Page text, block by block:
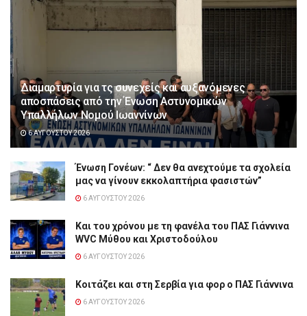
Διαμαρτυρία για τς συνεχείς και αυξανόμενες
αποσπάσεις από την Ένωση Αστυνομικών
Υπαλλήλων Νομού Ιωαννίνων
6 ΑΥΓΟΎΣΤΟΥ 2026
Ένωση Γονέων: “ Δεν θα ανεχτούμε τα σχολεία
μας να γίνουν εκκολαπτήρια φασιστών”
6 ΑΥΓΟΎΣΤΟΥ 2026
Και του χρόνου με τη φανέλα του ΠΑΣ Γιάννινα
WVC Μύθου και Χριστοδούλου
6 ΑΥΓΟΎΣΤΟΥ 2026
Κοιτάζει και στη Σερβία για φορ ο ΠΑΣ Γιάννινα
6 ΑΥΓΟΎΣΤΟΥ 2026